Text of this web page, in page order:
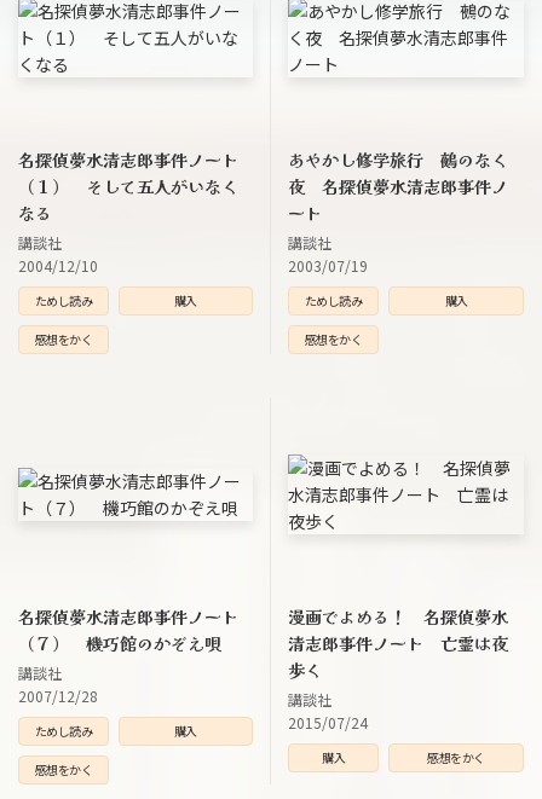
名探偵夢水清志郎事件ノート
（１） そして五人がいなく
なる
講談社
2004/12/10
ためし読み 購入
感想をかく
あやかし修学旅行 鵺のなく
夜 名探偵夢水清志郎事件ノ
ート
講談社
2003/07/19
ためし読み 購入
感想をかく
名探偵夢水清志郎事件ノート
（７） 機巧館のかぞえ唄
講談社
2007/12/28
ためし読み 購入
感想をかく
漫画でよめる！ 名探偵夢水
清志郎事件ノート 亡霊は夜
歩く
講談社
2015/07/24
購入 感想をかく